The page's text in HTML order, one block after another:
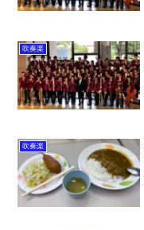
吹奏楽
吹奏楽